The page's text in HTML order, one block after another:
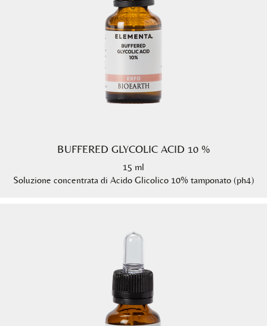
BUFFERED GLYCOLIC ACID 10 %
15 ml
Soluzione concentrata di Acido Glicolico 10% tamponato (ph4)